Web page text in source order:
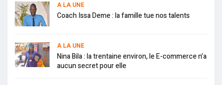
A LA UNE
Coach Issa Deme : la famille tue nos talents
A LA UNE
Nina Bila : la trentaine environ, le E-commerce n’a
aucun secret pour elle